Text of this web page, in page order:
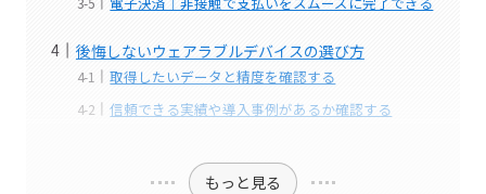
後悔しないウェアラブルデバイスの選び方
取得したいデータと精度を確認する
信頼できる実績や導入事例があるか確認する
もっと見る